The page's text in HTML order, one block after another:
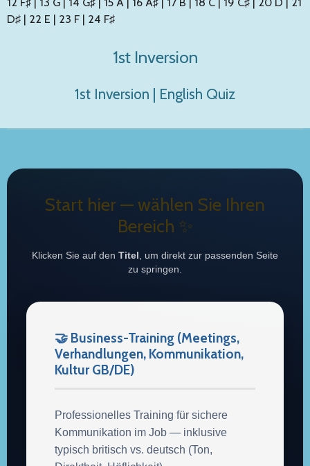
D♯ | 22 E | 23 F | 24 F♯
1st Inversion
1st Inversion | English Quiz
Start hier — wählen Sie Ihren
Bereich ✨
Klicken Sie auf den Titel , um direkt zur passenden Seite
zu springen.
🤝 Business-Training (Meetings,
Verhandlungen, Kommunikation,
Kultur GB/DE)
Professionelles Training für sichere
Kommunikation im Job — inklusive
typisch britisch vs. deutsch (Ton,